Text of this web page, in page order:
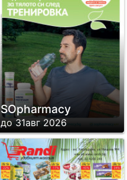
SОpharmacy
до 31авг 2026